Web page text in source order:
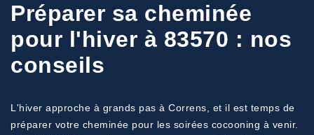
Préparer sa cheminée
pour l'hiver à 83570 : nos
conseils
L'hiver approche à grands pas à Correns, et il est temps de
préparer votre cheminée pour les soirées cocooning à venir.